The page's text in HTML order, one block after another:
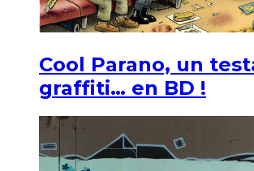
Cool Parano, un
graffiti… en BD !